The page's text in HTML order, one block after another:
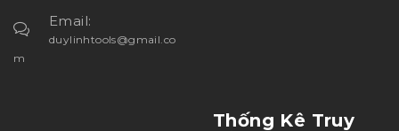
Email:
duylinhtools@gmail.co
m
Thống Kê Truy